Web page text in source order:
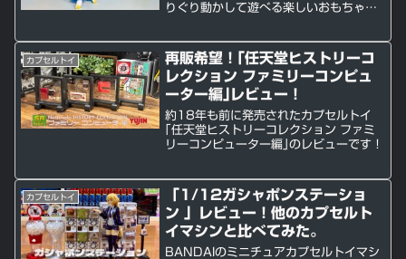
りぐり動かして遊べる楽しいおもちゃで
カプセルトイ
再販希望！｢任天堂ヒストリーコ
レクション ファミリーコンピュ
ーター編｣レビュー！
約18年も前に発売されたカプセルトイ
｢任天堂ヒストリーコレクション ファミ
リーコンピューター編｣のレビューです！
カプセルトイ
「1/12ガシャポンステーショ
ン 」レビュー！他のカプセルト
イマシンと比べてみた。
BANDAIのミニチュアカプセルトイマシ